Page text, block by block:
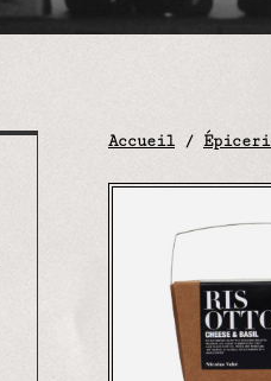
Accueil/